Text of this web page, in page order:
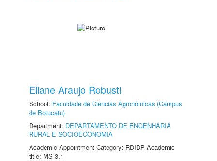
Eliane Araujo Robusti
School: Faculdade de Ciências Agronômicas (Câmpus
de Botucatu)
Department: DEPARTAMENTO DE ENGENHARIA
RURAL E SOCIOECONOMIA
Academic Appointment Category: RDIDP Academic
title: MS-3.1